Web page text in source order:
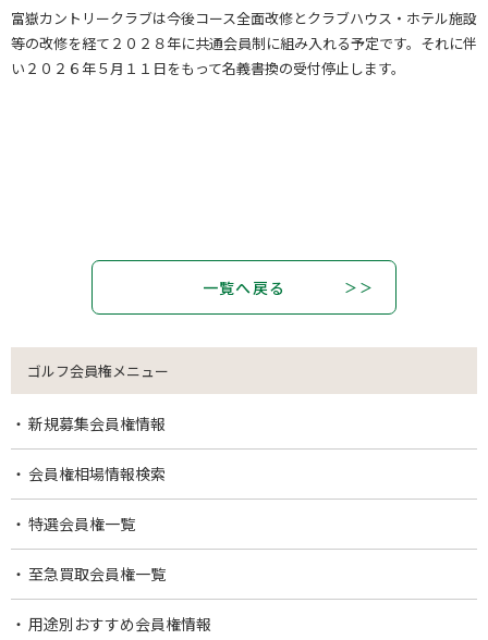
富嶽カントリークラブは今後コース全面改修とクラブハウス・ホテル施設
等の改修を経て２０２８年に共通会員制に組み入れる予定です。それに伴
い２０２６年５月１１日をもって名義書換の受付停止します。
一覧へ戻る
ゴルフ会員権メニュー
新規募集会員権情報
会員権相場情報検索
特選会員権一覧
至急買取会員権一覧
用途別おすすめ会員権情報